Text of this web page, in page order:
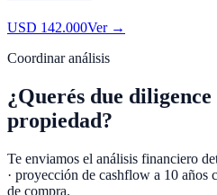
USD 142.000Ver →
Coordinar análisis
¿Querés due
propiedad?
Te enviamos el análisis financiero
· proyección de cashflow a 10 años
de compra.